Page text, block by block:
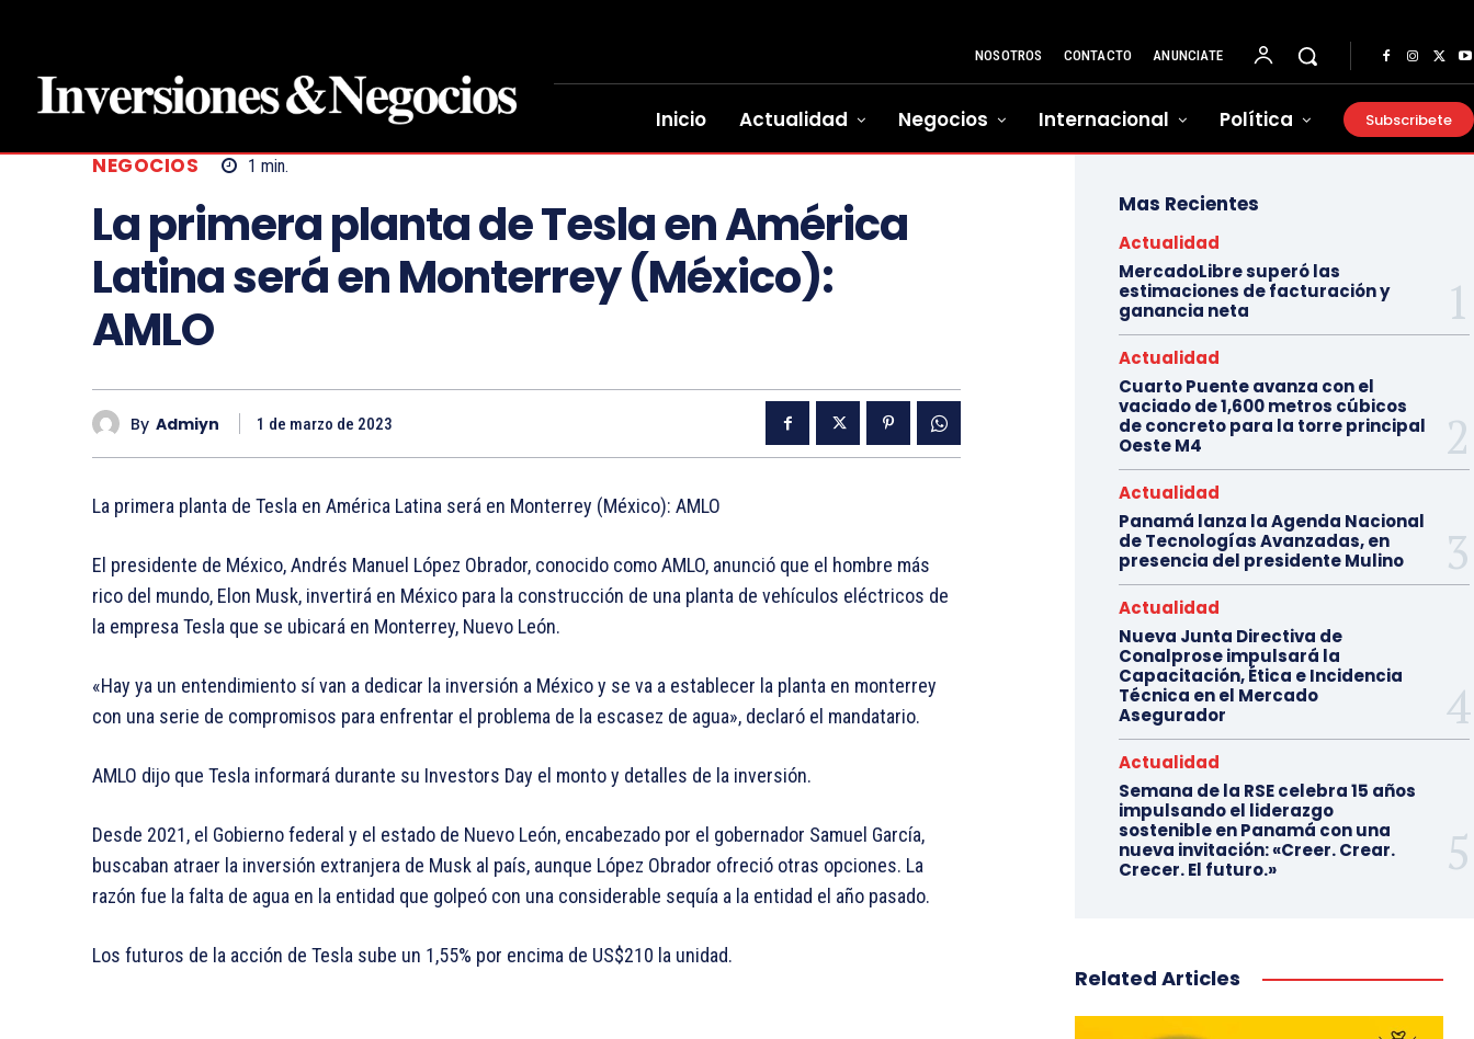
NOSOTROS CONTACTO ANUNCIATE
Inicio Actualidad Negocios Internacional Política Subscribete
NEGOCIOS 1 min.
La primera planta de Tesla en América
Latina será en Monterrey (México):
AMLO
By Admiyn 1 de marzo de 2023
La primera planta de Tesla en América Latina será en Monterrey (México): AMLO
El presidente de México, Andrés Manuel López Obrador, conocido como AMLO, anunció que el hombre más
rico del mundo, Elon Musk, invertirá en México para la construcción de una planta de vehículos eléctricos de
la empresa Tesla que se ubicará en Monterrey, Nuevo León.
«Hay ya un entendimiento sí van a dedicar la inversión a México y se va a establecer la planta en monterrey
con una serie de compromisos para enfrentar el problema de la escasez de agua», declaró el mandatario.
AMLO dijo que Tesla informará durante su Investors Day el monto y detalles de la inversión.
Desde 2021, el Gobierno federal y el estado de Nuevo León, encabezado por el gobernador Samuel García,
buscaban atraer la inversión extranjera de Musk al país, aunque López Obrador ofreció otras opciones. La
razón fue la falta de agua en la entidad que golpeó con una considerable sequía a la entidad el año pasado.
Los futuros de la acción de Tesla sube un 1,55% por encima de US$210 la unidad.
Mas Recientes
Actualidad
MercadoLibre superó las
estimaciones de facturación y
ganancia neta
Actualidad
Cuarto Puente avanza con el
vaciado de 1,600 metros cúbicos
de concreto para la torre principal
Oeste M4
Actualidad
Panamá lanza la Agenda Nacional
de Tecnologías Avanzadas, en
presencia del presidente Mulino
Actualidad
Nueva Junta Directiva de
Conalprose impulsará la
Capacitación, Ética e Incidencia
Técnica en el Mercado
Asegurador
Actualidad
Semana de la RSE celebra 15 años
impulsando el liderazgo
sostenible en Panamá con una
nueva invitación: «Creer. Crear.
Crecer. El futuro.»
Related Articles